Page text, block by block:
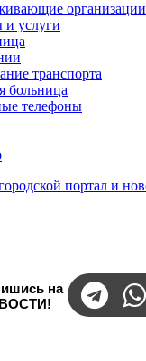
организации
и услуги
транспорта
больница
телефоны
на